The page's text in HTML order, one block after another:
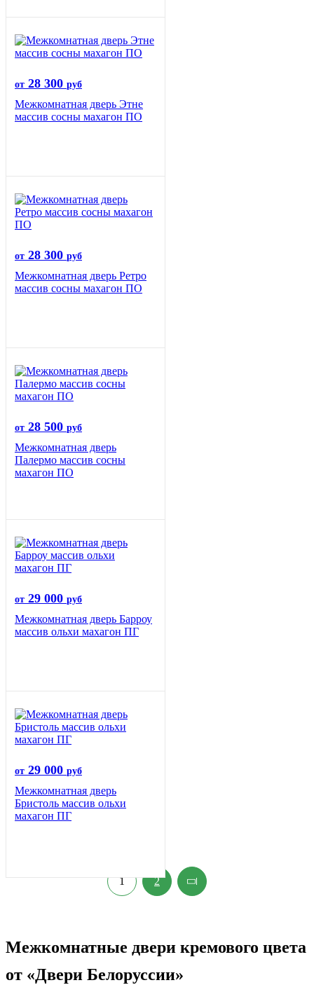
от 28 300 руб
Межкомнатная дверь Этне
массив сосны махагон ПО
от 28 300 руб
Межкомнатная дверь Ретро
массив сосны махагон ПО
от 28 500 руб
Межкомнатная дверь
Палермо массив сосны
махагон ПО
от 29 000 руб
Межкомнатная дверь Барроу
массив ольхи махагон ПГ
от 29 000 руб
Межкомнатная дверь
Бристоль массив ольхи
махагон ПГ
1 2
Межкомнатные двери кремового цвета
от «Двери Белоруссии»